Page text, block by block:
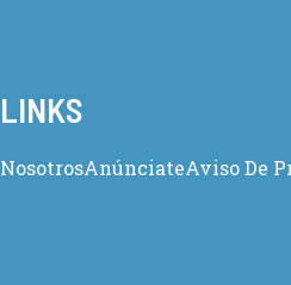
LINKS
NosotrosAnúnciateAviso De